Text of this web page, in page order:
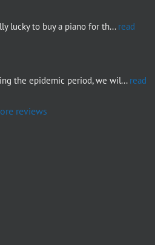
lucky to buy a piano for th... read
the epidemic period, we wil... read
reviews